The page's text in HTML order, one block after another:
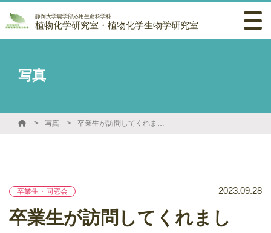
静岡大学農学部応用生命科学科
植物化学研究室・植物化学生物学研究室
写真
写真 卒業生が訪問してくれました。
卒業生・同窓会 2023.09.28
卒業生が訪問してくれまし